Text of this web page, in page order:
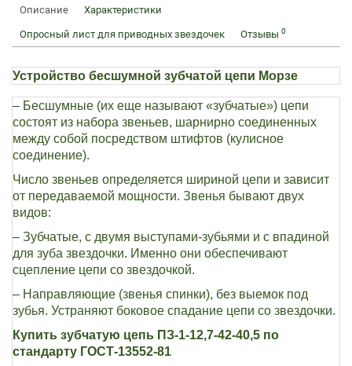
Описание Характеристики
Опросный лист для приводных звездочек Отзывы 0
Устройство бесшумной зубчатой цепи Морзе
– Бесшумные (их еще называют «зубчатые») цепи
состоят из набора звеньев, шарнирно соединенных
между собой посредством штифтов (кулисное
соединение).
Число звеньев определяется шириной цепи и зависит
от передаваемой мощности. Звенья бывают двух
видов:
– Зубчатые, с двумя выступами-зубьями и с впадиной
для зуба звездочки. Именно они обеспечивают
сцепление цепи со звездочкой.
– Направляющие (звенья спинки), без выемок под
зубья. Устраняют боковое спадание цепи со звездочки.
Купить зубчатую цепь ПЗ-1-12,7-42-40,5 по
стандарту ГОСТ-13552-81